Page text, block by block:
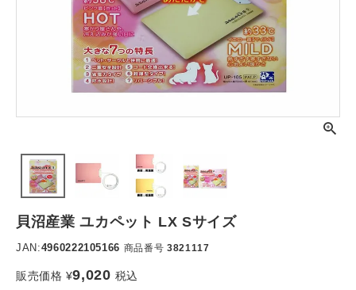
貝沼産業 ユカペット LX Sサイズ
JAN:4960222105166 商品番号 3821117
販売価格 ¥9,020 税込